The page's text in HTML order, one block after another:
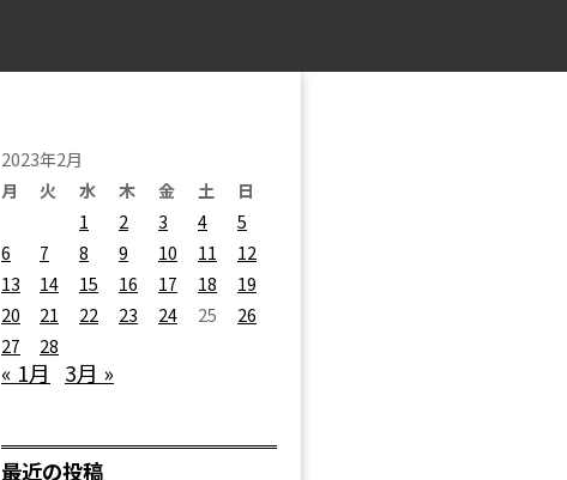
2023年2月
月
火 水 木 金 土
日
1
2 3 4
5
6
7 8 9 10 11
12
13
14 15 16 17 18
19
20
21 22 23 24 25
26
27
28
« 1月 3月 »
最近の投稿